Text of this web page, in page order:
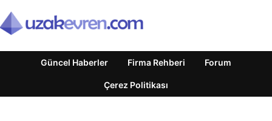
Güncel Haberler Firma Rehberi Forum
Çerez Politikası